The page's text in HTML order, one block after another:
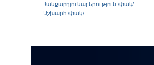
Հանքարդյունաբերություն /փակ/
Աշխարհ /փակ/